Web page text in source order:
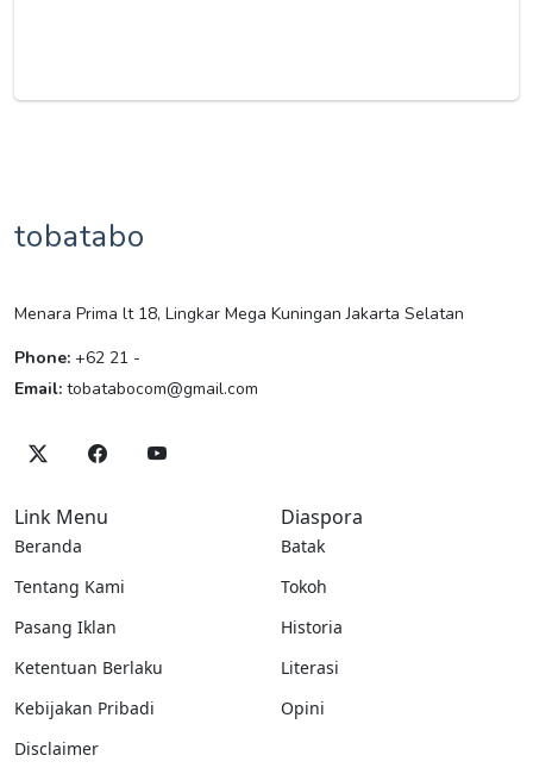
tobatabo
Menara Prima lt 18, Lingkar Mega Kuningan Jakarta Selatan
Phone: +62 21 -
Email: tobatabocom@gmail.com
Link Menu
Beranda
Tentang Kami
Pasang Iklan
Ketentuan Berlaku
Kebijakan Pribadi
Disclaimer
Diaspora
Batak
Tokoh
Historia
Literasi
Opini